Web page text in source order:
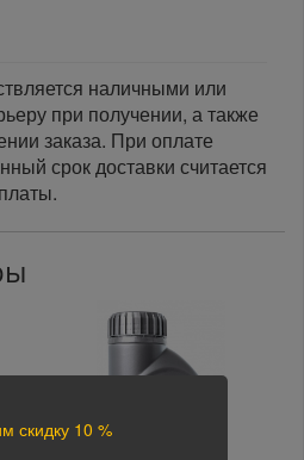
наличными или
при получении, а также
заказа. При оплате
срок доставки считается
скидку 10 %